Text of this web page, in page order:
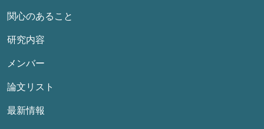
関心のあること
研究内容
メンバー
論文リスト
最新情報